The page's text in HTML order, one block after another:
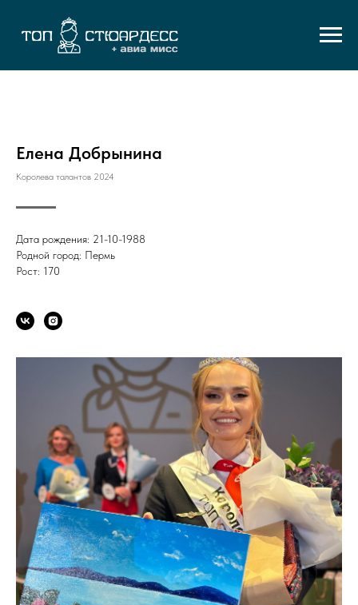
Елена Добрынина
Королева талантов 2024
Дата рождения: 21-10-1988
Родной город: Пермь
Рост: 170